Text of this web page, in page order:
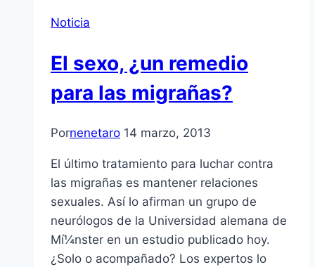
Noticia
El sexo, ¿un remedio
para las migrañas?
Pornenetaro 14 marzo, 2013
El último tratamiento para luchar contra
las migrañas es mantener relaciones
sexuales. Así­ lo afirman un grupo de
neurólogos de la Universidad alemana de
Mí¼nster en un estudio publicado hoy.
¿Solo o acompañado? Los expertos lo